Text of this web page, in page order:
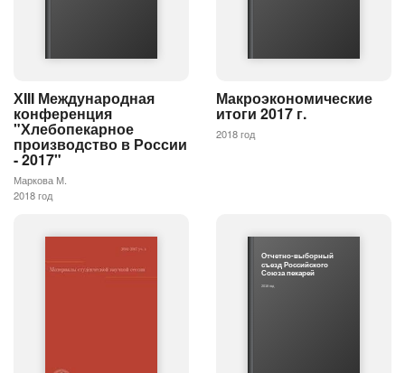
ХIII Международная
конференция
"Хлебопекарное
производство в России
- 2017"
Маркова М.
2018 год
Макроэкономические
итоги 2017 г.
2018 год
Отчетно-выборный
съезд Российского
Союза пекарей
2018 год